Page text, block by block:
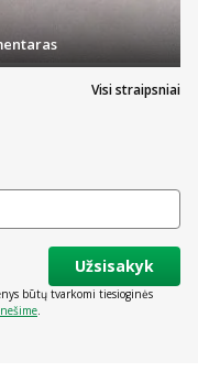
Visi straipsniai
Užsisakyk
būtų tvarkomi tiesioginės
.